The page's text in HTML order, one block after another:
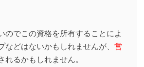
のでこの資格を所有することによ
などはないかもしれませんが、 営
れるかもしれません。